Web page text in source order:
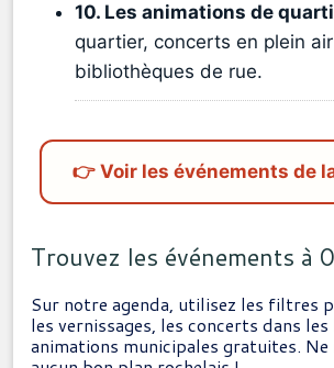
10. Les animations de
quartier, concerts en plein
bibliothèques de rue.
👉 Voir les événements de
Trouvez les événements à
Sur notre agenda, utilisez les filtres
les vernissages, les concerts dans
animations municipales gratuites. Ne